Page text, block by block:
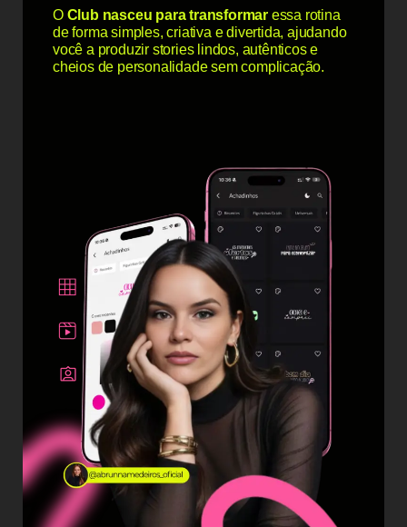
O Club nasceu para transformar essa rotina
de forma simples, criativa e divertida, ajudando
você a produzir stories lindos, autênticos e
cheios de personalidade sem complicação.